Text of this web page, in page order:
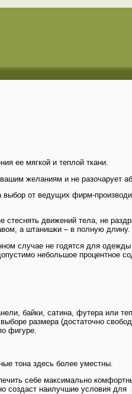
ее мягкой и теплой ткани.
желаниям и не разочарует
от ведущих фирм-
движений тела, не
а штанишки – в полную длину.
случае не годятся для
небольшое процентное
байки, сатина, футера или
размера (достаточно
фигуре.
тона здесь более уместны.
себе максимально
создаст наилучшие условия